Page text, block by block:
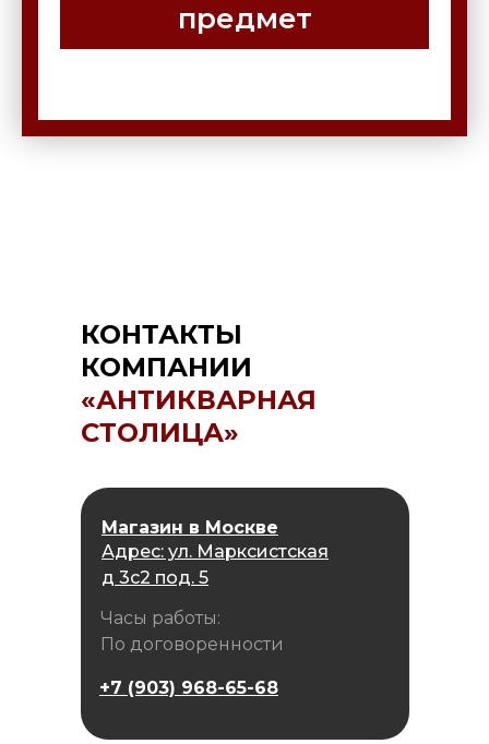
предмет
КОНТАКТЫ
КОМПАНИИ
«АНТИКВАРНАЯ
СТОЛИЦА»
Магазин в Москве
Адрес: ул. Марксистская
д 3с2 под. 5
Часы работы:
По договоренности
+7 (903) 968-65-68